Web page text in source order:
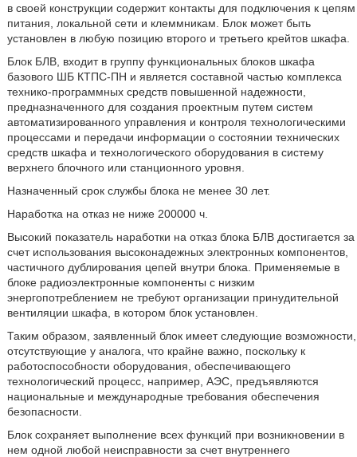
в своей конструкции содержит контакты для подключения к цепям
питания, локальной сети и клеммникам. Блок может быть
установлен в любую позицию второго и третьего крейтов шкафа.
Блок БЛВ, входит в группу функциональных блоков шкафа
базового ШБ КТПС-ПН и является составной частью комплекса
технико-программных средств повышенной надежности,
предназначенного для создания проектным путем систем
автоматизированного управления и контроля технологическими
процессами и передачи информации о состоянии технических
средств шкафа и технологического оборудования в систему
верхнего блочного или станционного уровня.
Назначенный срок службы блока не менее 30 лет.
Наработка на отказ не ниже 200000 ч.
Высокий показатель наработки на отказ блока БЛВ достигается за
счет использования высоконадежных электронных компонентов,
частичного дублирования цепей внутри блока. Применяемые в
блоке радиоэлектронные компоненты с низким
энергопотреблением не требуют организации принудительной
вентиляции шкафа, в котором блок установлен.
Таким образом, заявленный блок имеет следующие возможности,
отсутствующие у аналога, что крайне важно, поскольку к
работоспособности оборудования, обеспечивающего
технологический процесс, например, АЭС, предъявляются
национальные и международные требования обеспечения
безопасности.
Блок сохраняет выполнение всех функций при возникновении в
нем одной любой неисправности за счет внутреннего